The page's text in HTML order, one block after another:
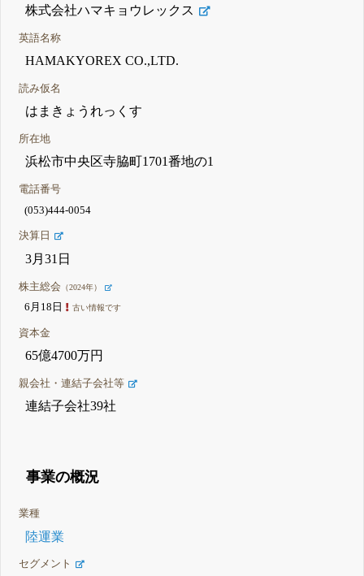
株式会社ハマキョウレックス
英語名称
HAMAKYOREX CO.,LTD.
読み仮名
はまきょうれっくす
所在地
浜松市中央区寺脇町1701番地の1
電話番号
(053)444-0054
決算日
3月31日
株主総会 （2024年）
6月18日 古い情報です
資本金
65億4700万円
親会社・連結子会社等
連結子会社39社
事業の概況
業種
陸運業
セグメント